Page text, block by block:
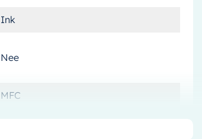
Ink
Nee
MFC